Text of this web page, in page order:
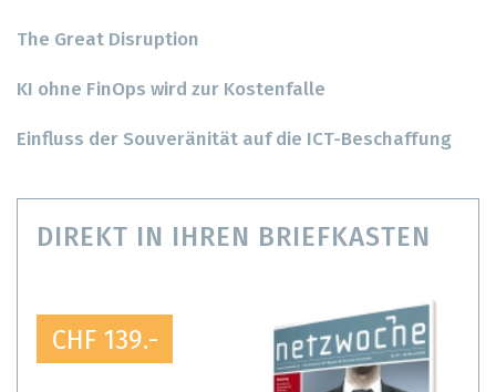
The Great Disruption
KI ohne FinOps wird zur Kostenfalle
Einfluss der Souveränität auf die ICT-Beschaffung
DIREKT IN IHREN BRIEFKASTEN
CHF 139.-